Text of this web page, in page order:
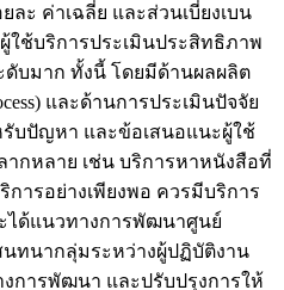
ะ ค่าเฉลี่ย และส่วนเบี่ยงเบน
ใช้บริการประเมินประสิทธิภาพ
ดับมาก ทั้งนี้ โดยมีด้านผลผลิต
และด้านการประเมินปัจจัย
บปัญหา และข้อเสนอแนะผู้ใช้
ากหลาย เช่น บริการหาหนังสือที่
ารอย่างเพียงพอ ควรมีบริการ
ได้แนวทางการพัฒนาศูนย์
นทนากลุ่มระหว่างผู้ปฏิบัติงาน
การพัฒนา และปรับปรุงการให้